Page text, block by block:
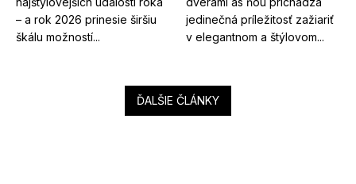
– a rok 2026 prinesie širšiu
škálu možností...
jedinečná príležitosť zažiariť
v elegantnom a štýlovom...
ĎALŠIE ČLÁNKY